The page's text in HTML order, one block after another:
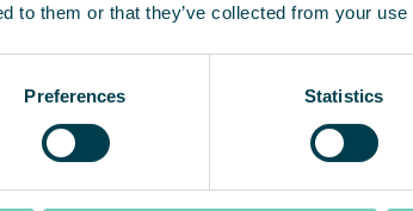
to them or that they’ve collected from your
Preferences Statistics
– Christina Lindstedt, CEO
stap – spoedafdelingen